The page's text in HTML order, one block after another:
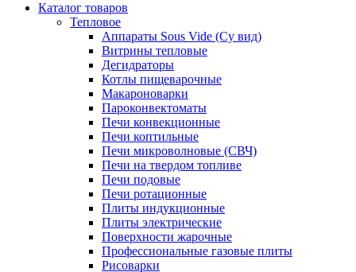
Каталог товаров
Тепловое
Аппараты Sous Vide (Су вид)
Витрины тепловые
Дегидраторы
Котлы пищеварочные
Макароноварки
Пароконвектоматы
Печи конвекционные
Печи коптильные
Печи микроволновые (СВЧ)
Печи на твердом топливе
Печи подовые
Печи ротационные
Плиты индукционные
Плиты электрические
Поверхности жарочные
Профессиональные газовые плиты
Рисоварки